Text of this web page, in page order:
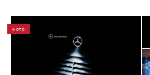
ФОТО